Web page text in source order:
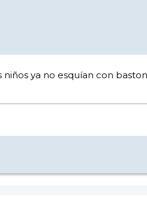
ya no esquían con